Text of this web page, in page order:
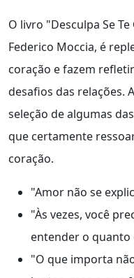
O livro "Desculpa Se
Federico Moccia, é
coração e fazem
desafios das relações.
seleção de algumas
que certamente
coração.
"Amor não se
"Às vezes, você
entender o quanto
"O que importa